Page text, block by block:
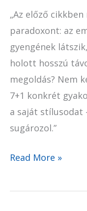
„Az előző
paradoxont: az
gyengének
holott hosszú
megoldás? Nem
7+1 konkrét
a saját stílusodat
sugározol.”
Read More »